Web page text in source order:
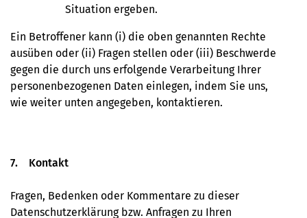
Situation ergeben.
Ein Betroffener kann (i) die oben genannten Rechte
ausüben oder (ii) Fragen stellen oder (iii) Beschwerde
gegen die durch uns erfolgende Verarbeitung Ihrer
personenbezogenen Daten einlegen, indem Sie uns,
wie weiter unten angegeben, kontaktieren.
7. Kontakt
Fragen, Bedenken oder Kommentare zu dieser
Datenschutzerklärung bzw. Anfragen zu Ihren